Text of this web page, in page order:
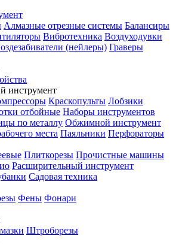
Алмазные отрезные системы Балансиры
Вибротехника Воздуходувки
(нейлеры) Граверы
инструмент
Краскопульты Лобзики
отбойные Наборы инструментов
по металлу Обжимной инструмент
места Паяльники Перфораторы
Плиткорезы Прочистные машины
Расширительный инструмент
Садовая техника
Фены Фонари
Штроборезы